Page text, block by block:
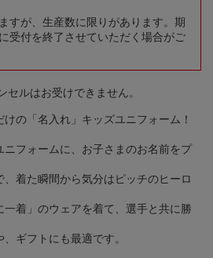
すが、生産数に限りがあります。期
受付を終了させていただく場合がご
ルはお受けできません。
けの「名入れ」キッズユニフォーム！
ニフォームに、お子さまのお名前をプ
着た瞬間から気分はピッチのヒーロ
着」のウェアを着て、選手と共に勝
ギフトにも最適です。